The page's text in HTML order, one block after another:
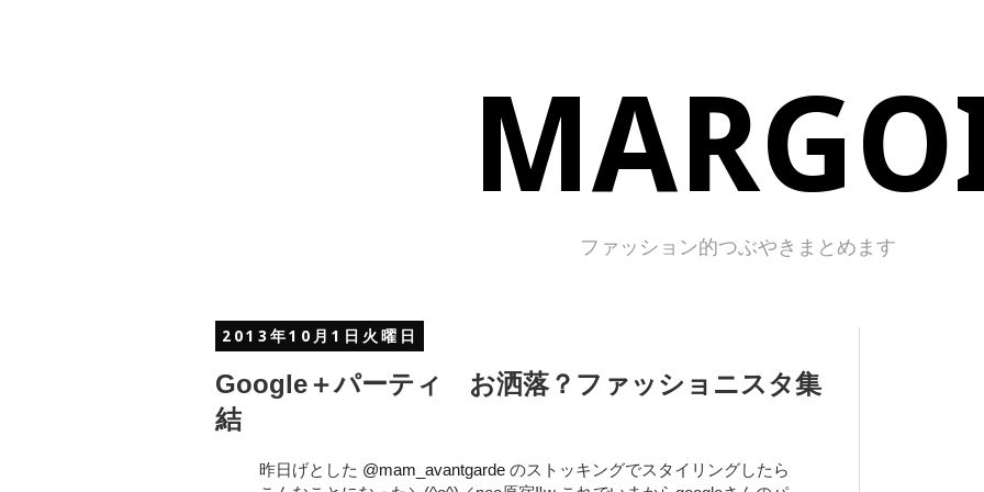
ファッション的つぶやきまとめます
2013年10月1日火曜日
Google＋パーティ お洒落？ファッショニスタ集
結
昨日げとした @mam_avantgarde のストッキングでスタイリングしたら